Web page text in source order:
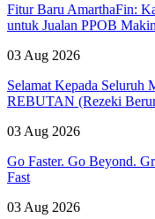
Fitur Baru AmarthaFin:
untuk Jualan PPOB
03 Aug 2026
Selamat Kepada Seluruh
REBUTAN (Rezeki
03 Aug 2026
Go Faster. Go Beyond.
Fast
03 Aug 2026